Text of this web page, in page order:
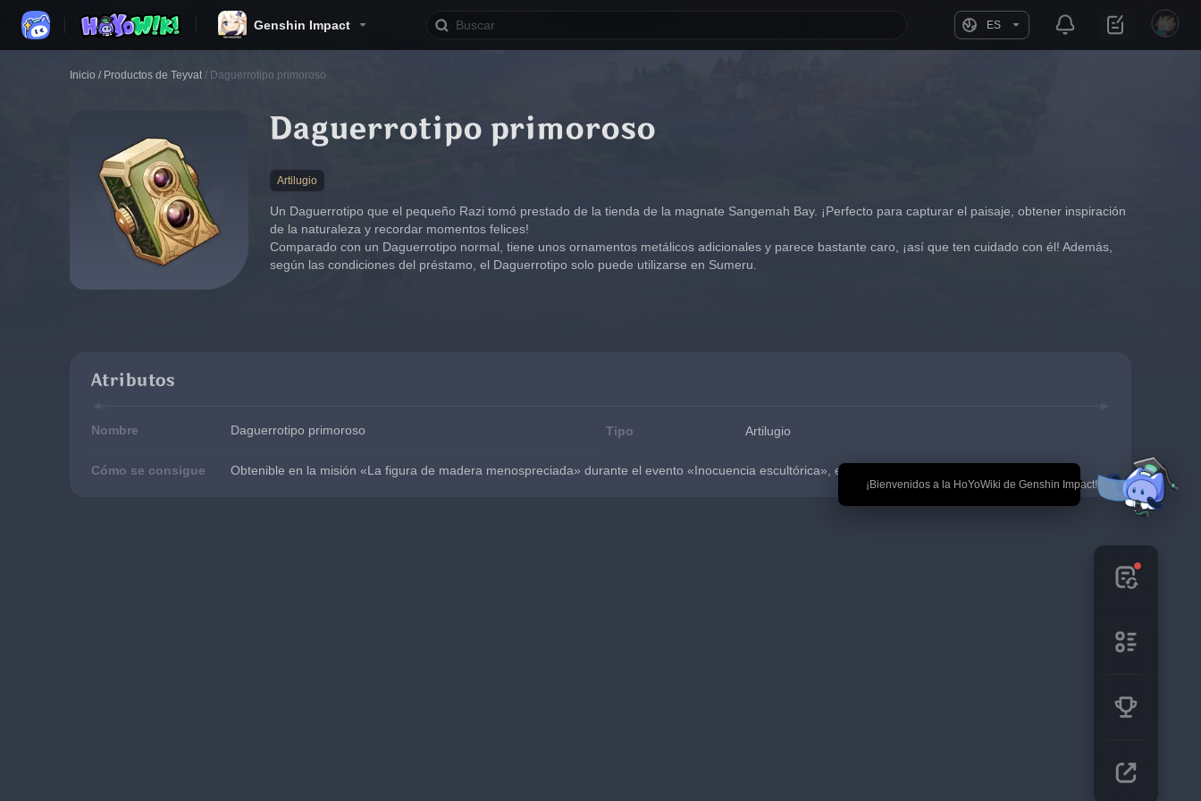
Genshin Impact ES
🎉 ¡Bienvenidos a la HoYoWiki de Genshin Impact!
Inicio / Productos de Teyvat / Daguerrotipo primoroso
Daguerrotipo primoroso
Artilugio
Un Daguerrotipo que el pequeño Razi tomó prestado de la tienda de la magnate Sangemah Bay. ¡Perfecto para capturar el paisaje, obtener inspiración
de la naturaleza y recordar momentos felices!
Comparado con un Daguerrotipo normal, tiene unos ornamentos metálicos adicionales y parece bastante caro, ¡así que ten cuidado con él! Además,
según las condiciones del préstamo, el Daguerrotipo solo puede utilizarse en Sumeru.
Atributos
Nombre Daguerrotipo primoroso Tipo Artilugio
Cómo se consigue Obtenible en la misión «La figura de madera menospreciada» durante el evento «Inocuencia escultórica», evento exclusivo de la versión 3.0